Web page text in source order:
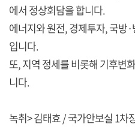
에서 정상회담을 합니다.
에너지와 원전, 경제투자, 국방
입니다.
또, 지역 정세를 비롯해 기후변
니다.
녹취> 김태효 / 국가안보실 1차